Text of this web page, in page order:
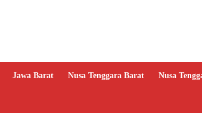
Jawa Barat Nusa Tenggara Barat Nusa